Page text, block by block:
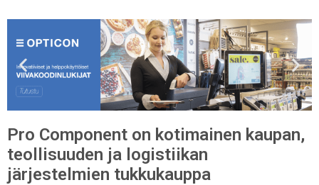
Pro Component on kotimainen kaupan,
teollisuuden ja logistiikan
järjestelmien tukkukauppa